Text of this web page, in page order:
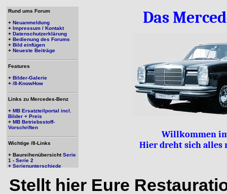
Rund ums Forum
+ Neuanmeldung
+ Impressum / Kontakt
+ Datenschutzerklärung
+ Bedienung des Forums
+ Bild einfügen
+ Neueste Beiträge
Features
+ Bilder-Galerie
+ /8-KnowHow
Links zu Mercedes-Benz
+ MB Ersatzteilportal incl.
Bilder + Preis
+ MB Betriebsstoff-
Vorschriften
Wichtige /8-Links
+ BaureihenübersichtSerie
1 - Serie 2
+ Serienunterschiede
Das
Willkommen
Hier dreht sich alles
Stellt hier Eure